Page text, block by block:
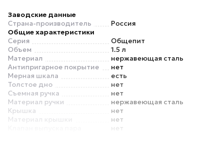
Заводские данные
Страна-производитель
Россия
Общие характеристики
Серия
Общепит
Объем
1.5 л
Материал
нержавеющая сталь
Антипригарное покрытие
нет
Мерная шкала
есть
Толстое дно
нет
Съемная ручка
нет
Материал ручки
нержавеющая сталь
Крышка
нет
Материал крышки
нет
нет